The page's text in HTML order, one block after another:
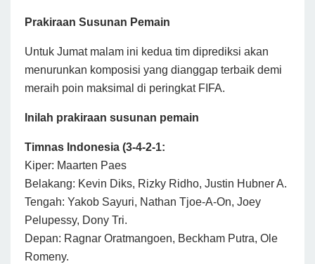
Prakiraan Susunan Pemain
Untuk Jumat malam ini kedua tim diprediksi akan
menurunkan komposisi yang dianggap terbaik demi
meraih poin maksimal di peringkat FIFA.
Inilah prakiraan susunan pemain
Timnas Indonesia (3-4-2-1:
Kiper: Maarten Paes
Belakang: Kevin Diks, Rizky Ridho, Justin Hubner A.
Tengah: Yakob Sayuri, Nathan Tjoe-A-On, Joey
Pelupessy, Dony Tri.
Depan: Ragnar Oratmangoen, Beckham Putra, Ole
Romeny.